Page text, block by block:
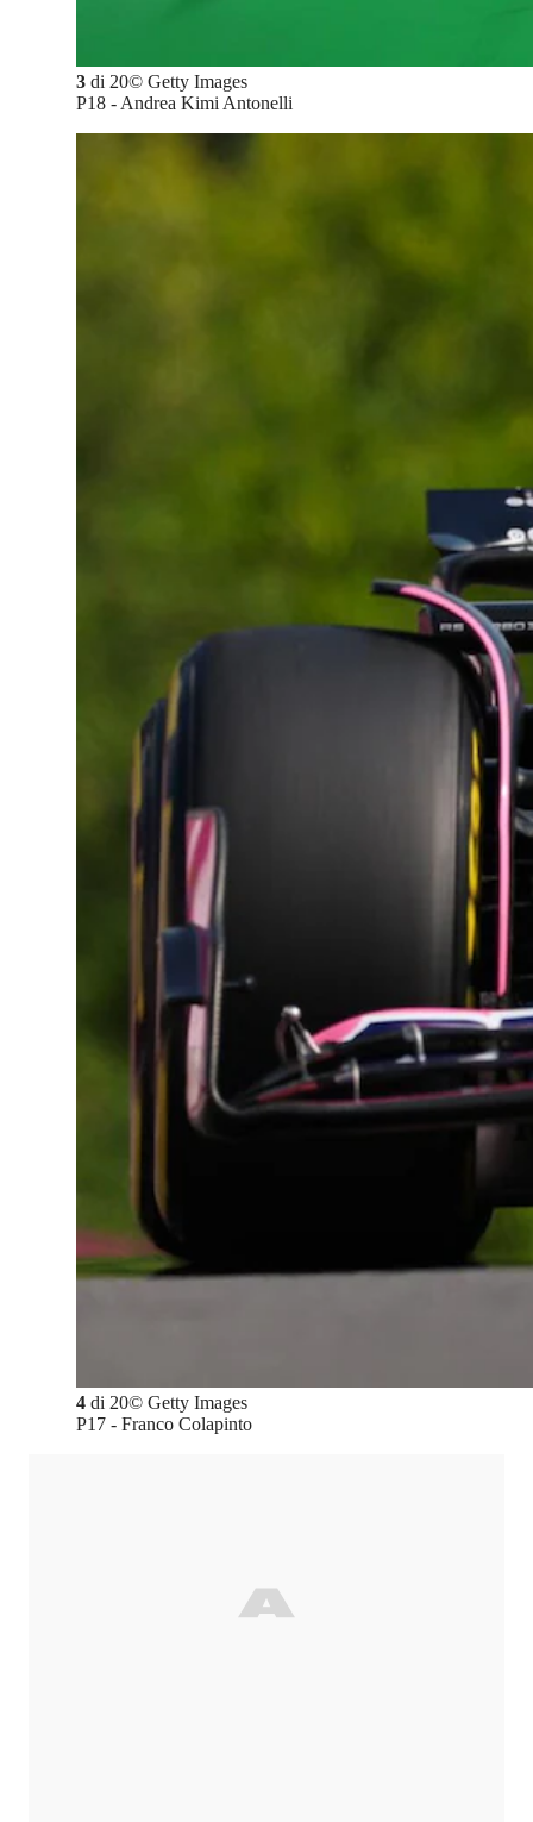
3 di 20© Getty Images
P18 - Andrea Kimi Antonelli
4 di 20© Getty Images
P17 - Franco Colapinto